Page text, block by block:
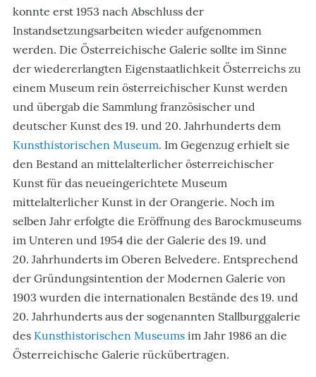
konnte erst 1953 nach Abschluss der
Instandsetzungsarbeiten wieder aufgenommen
werden. Die Österreichische Galerie sollte im Sinne
der wiedererlangten Eigenstaatlichkeit Österreichs zu
einem Museum rein österreichischer Kunst werden
und übergab die Sammlung französischer und
deutscher Kunst des 19. und 20. Jahrhunderts dem
Kunsthistorischen Museum. Im Gegenzug erhielt sie
den Bestand an mittelalterlicher österreichischer
Kunst für das neueingerichtete Museum
mittelalterlicher Kunst in der Orangerie. Noch im
selben Jahr erfolgte die Eröffnung des Barockmuseums
im Unteren und 1954 die der Galerie des 19. und
20. Jahrhunderts im Oberen Belvedere. Entsprechend
der Gründungsintention der Modernen Galerie von
1903 wurden die internationalen Bestände des 19. und
20. Jahrhunderts aus der sogenannten Stallburggalerie
des Kunsthistorischen Museums im Jahr 1986 an die
Österreichische Galerie rückübertragen.